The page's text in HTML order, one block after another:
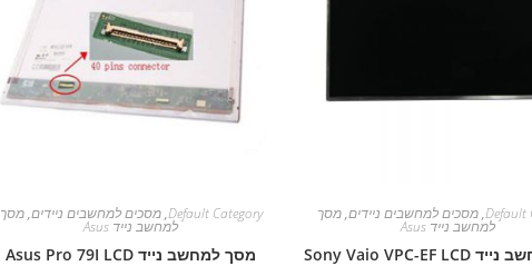
Default
,מסכים למחשבים ניידים,מסך
למחשב נייד Asus
מסך למחשב נייד Sony Vaio VPC-EF LCD
Default Category
,מסכים למחשבים ניידים,מסך
למחשב נייד Asus
מסך למחשב נייד Asus Pro 79I LCD